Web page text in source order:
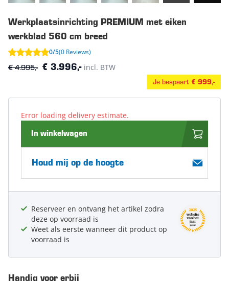
Werkplaatsinrichting PREMIUM met eiken
werkblad 560 cm breed
0/5(0 Reviews)
€ 4.995,- € 3.996,- incl. BTW
Je bespaart € 999,-
Error loading delivery estimate.
In winkelwagen
Houd mij op de hoogte
Reserveer en ontvang het artikel zodra
deze op voorraad is
Weet als eerste wanneer dit product op
voorraad is
Handig voor erbij